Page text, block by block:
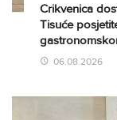
Crikvenica
Tisuće
06.08.2026